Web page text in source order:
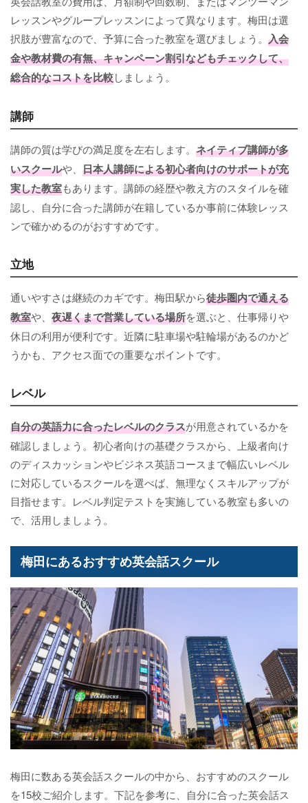
レッスンやグループレッスンによって異なります。梅田は選
択肢が豊富なので、予算に合った教室を選びましょう。 入会
金や教材費の有無、キャンペーン割引などもチェックして、
総合的なコストを比較しましょう。
講師
講師の質は学びの満足度を左右します。 ネイティブ講師が多
いスクールや、 日本人講師による初心者向けのサポートが充
実した教室もあります。講師の経歴や教え方のスタイルを確
認し、自分に合った講師が在籍しているか事前に体験レッス
ンで確かめるのがおすすめです。
立地
通いやすさは継続のカギです。梅田駅から徒歩圏内で通える
教室や、 夜遅くまで営業している場所を選ぶと、仕事帰りや
休日の利用が便利です。近隣に駐車場や駐輪場があるのかど
うかも、アクセス面での重要なポイントです。
レベル
自分の英語力に合ったレベルのクラスが用意されているかを
確認しましょう。初心者向けの基礎クラスから、上級者向け
のディスカッションやビジネス英語コースまで幅広いレベル
に対応しているスクールを選べば、無理なくスキルアップが
目指せます。レベル判定テストを実施している教室も多いの
で、活用しましょう。
梅田にあるおすすめ英会話スクール
梅田に数ある英会話スクールの中から、おすすめのスクール
を15校ご紹介します。下記を参考に、自分に合った英会話ス